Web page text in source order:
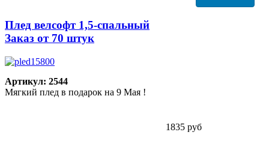
Плед велсофт 1,5-спальный
Заказ от 70 штук
Артикул: 2544
Мягкий плед в подарок на 9 Мая !
1835 руб